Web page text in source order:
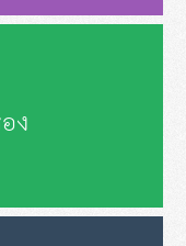
ง